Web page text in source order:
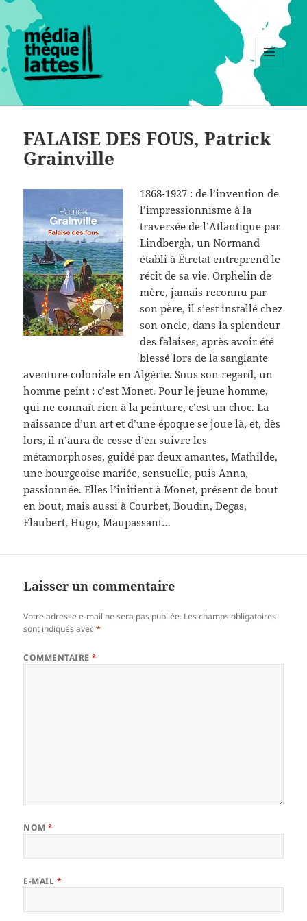
MENU
WIDGETS
FALAISE DES FOUS, Patrick
Grainville
1868-1927 : de l’invention de
l’impressionnisme à la
traversée de l’Atlantique par
Lindbergh, un Normand
établi à Étretat entreprend le
récit de sa vie. Orphelin de
mère, jamais reconnu par
son père, il s’est installé chez
son oncle, dans la splendeur
des falaises, après avoir été
blessé lors de la sanglante
aventure coloniale en Algérie. Sous son regard, un
homme peint : c’est Monet. Pour le jeune homme,
qui ne connaît rien à la peinture, c’est un choc. La
naissance d’un art et d’une époque se joue là, et, dès
lors, il n’aura de cesse d’en suivre les
métamorphoses, guidé par deux amantes, Mathilde,
une bourgeoise mariée, sensuelle, puis Anna,
passionnée. Elles l’initient à Monet, présent de bout
en bout, mais aussi à Courbet, Boudin, Degas,
Flaubert, Hugo, Maupassant…
Laisser un commentaire
Votre adresse e-mail ne sera pas publiée. Les champs obligatoires
sont indiqués avec*
COMMENTAIRE*
NOM*
E-MAIL *